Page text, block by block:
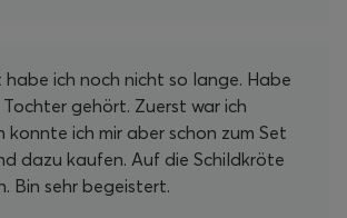
ich noch nicht so lange. Habe
Tochter gehört. Zuerst war ich
konnte ich mir aber schon zum Set
dazu kaufen. Auf die Schildkröte
Bin sehr begeistert.